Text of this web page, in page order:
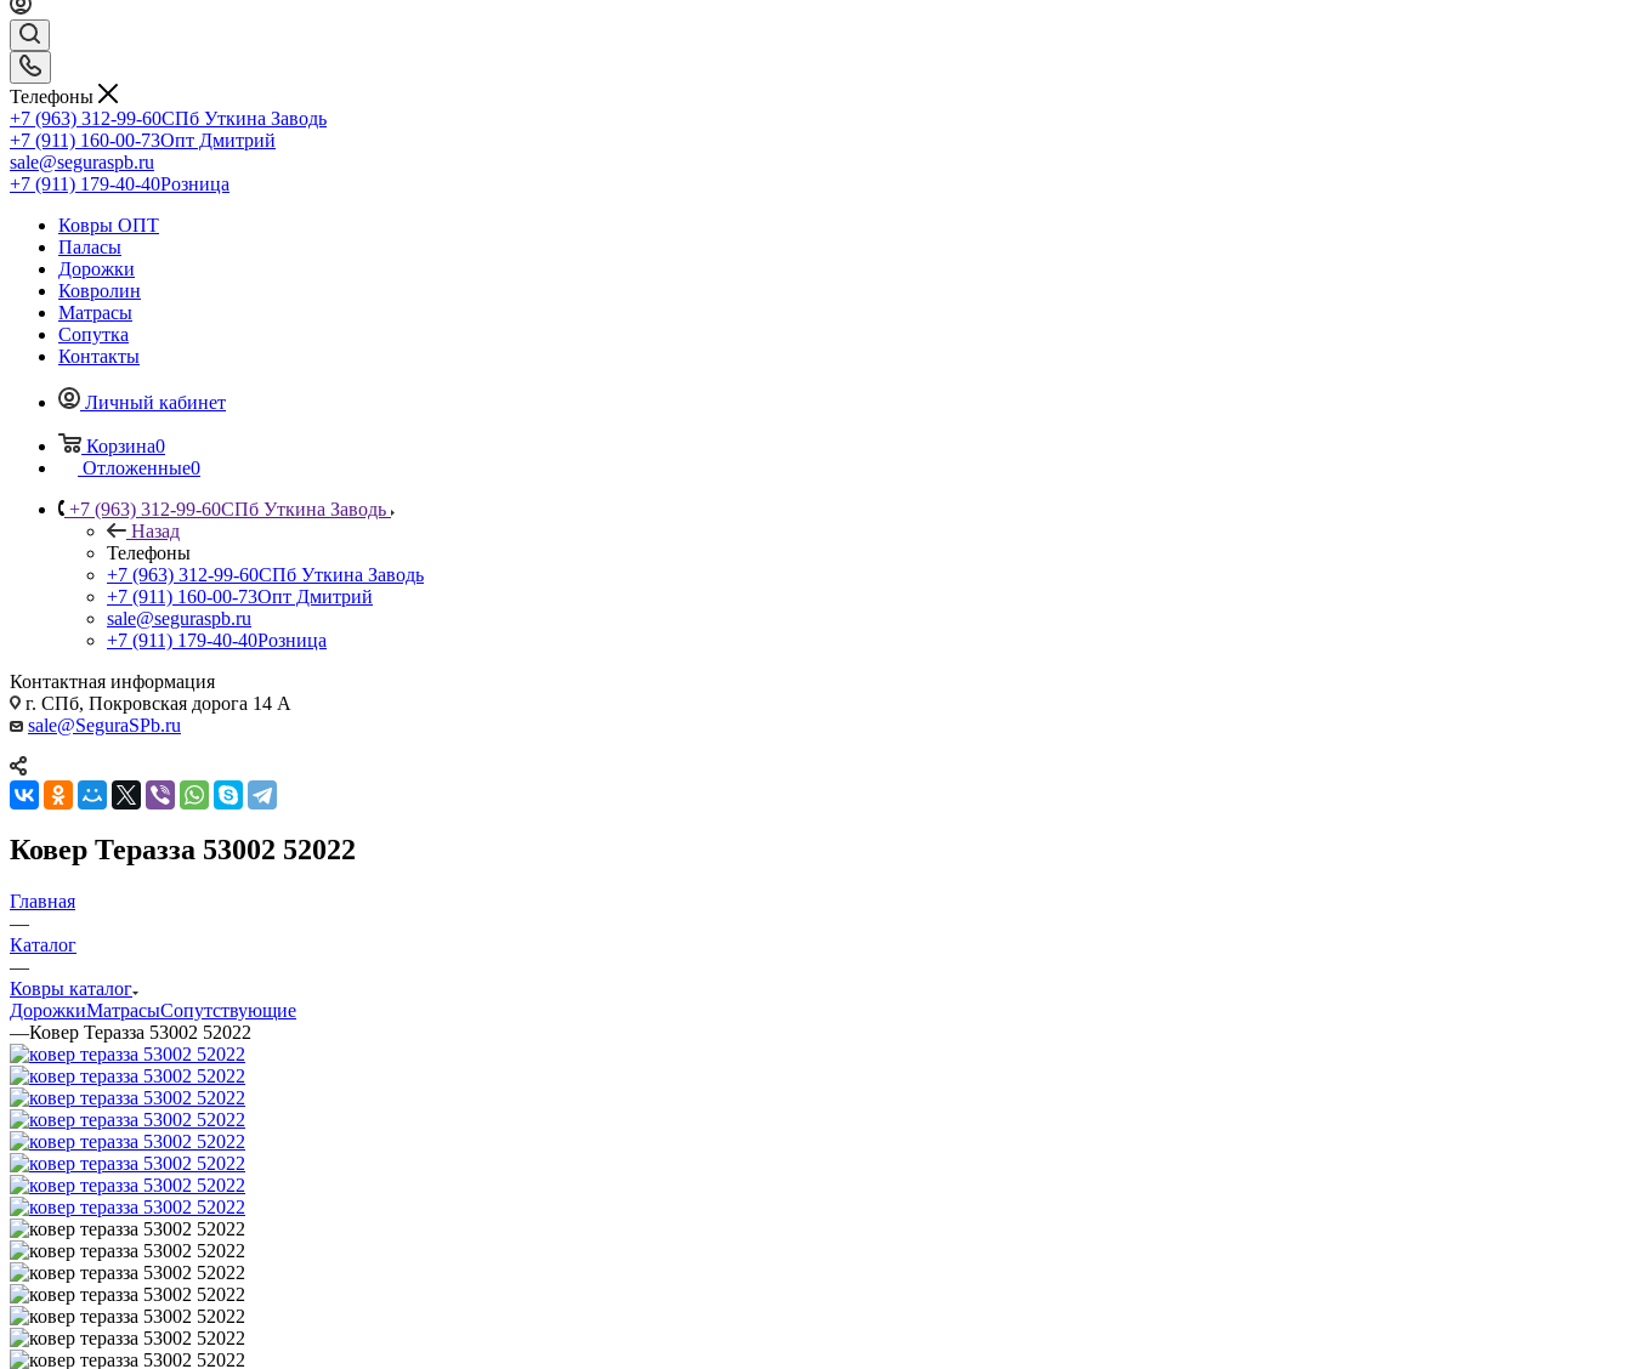
Телефоны
+7 (963) 312-99-60СПб Уткина Заводь
+7 (911) 160-00-73Опт Дмитрий
sale@seguraspb.ru
+7 (911) 179-40-40Розница
Ковры ОПТ
Паласы
Дорожки
Ковролин
Матрасы
Сопутка
Контакты
Личный кабинет
Корзина0
Отложенные0
+7 (963) 312-99-60СПб Уткина Заводь
Назад
Телефоны
+7 (963) 312-99-60СПб Уткина Заводь
+7 (911) 160-00-73Опт Дмитрий
sale@seguraspb.ru
+7 (911) 179-40-40Розница
Контактная информация
г. СПб, Покровская дорога 14 А
sale@SeguraSPb.ru
Ковер Теразза 53002 52022
Главная
—
Каталог
—
Ковры каталог
ДорожкиМатрасыСопутствующие
—Ковер Теразза 53002 52022